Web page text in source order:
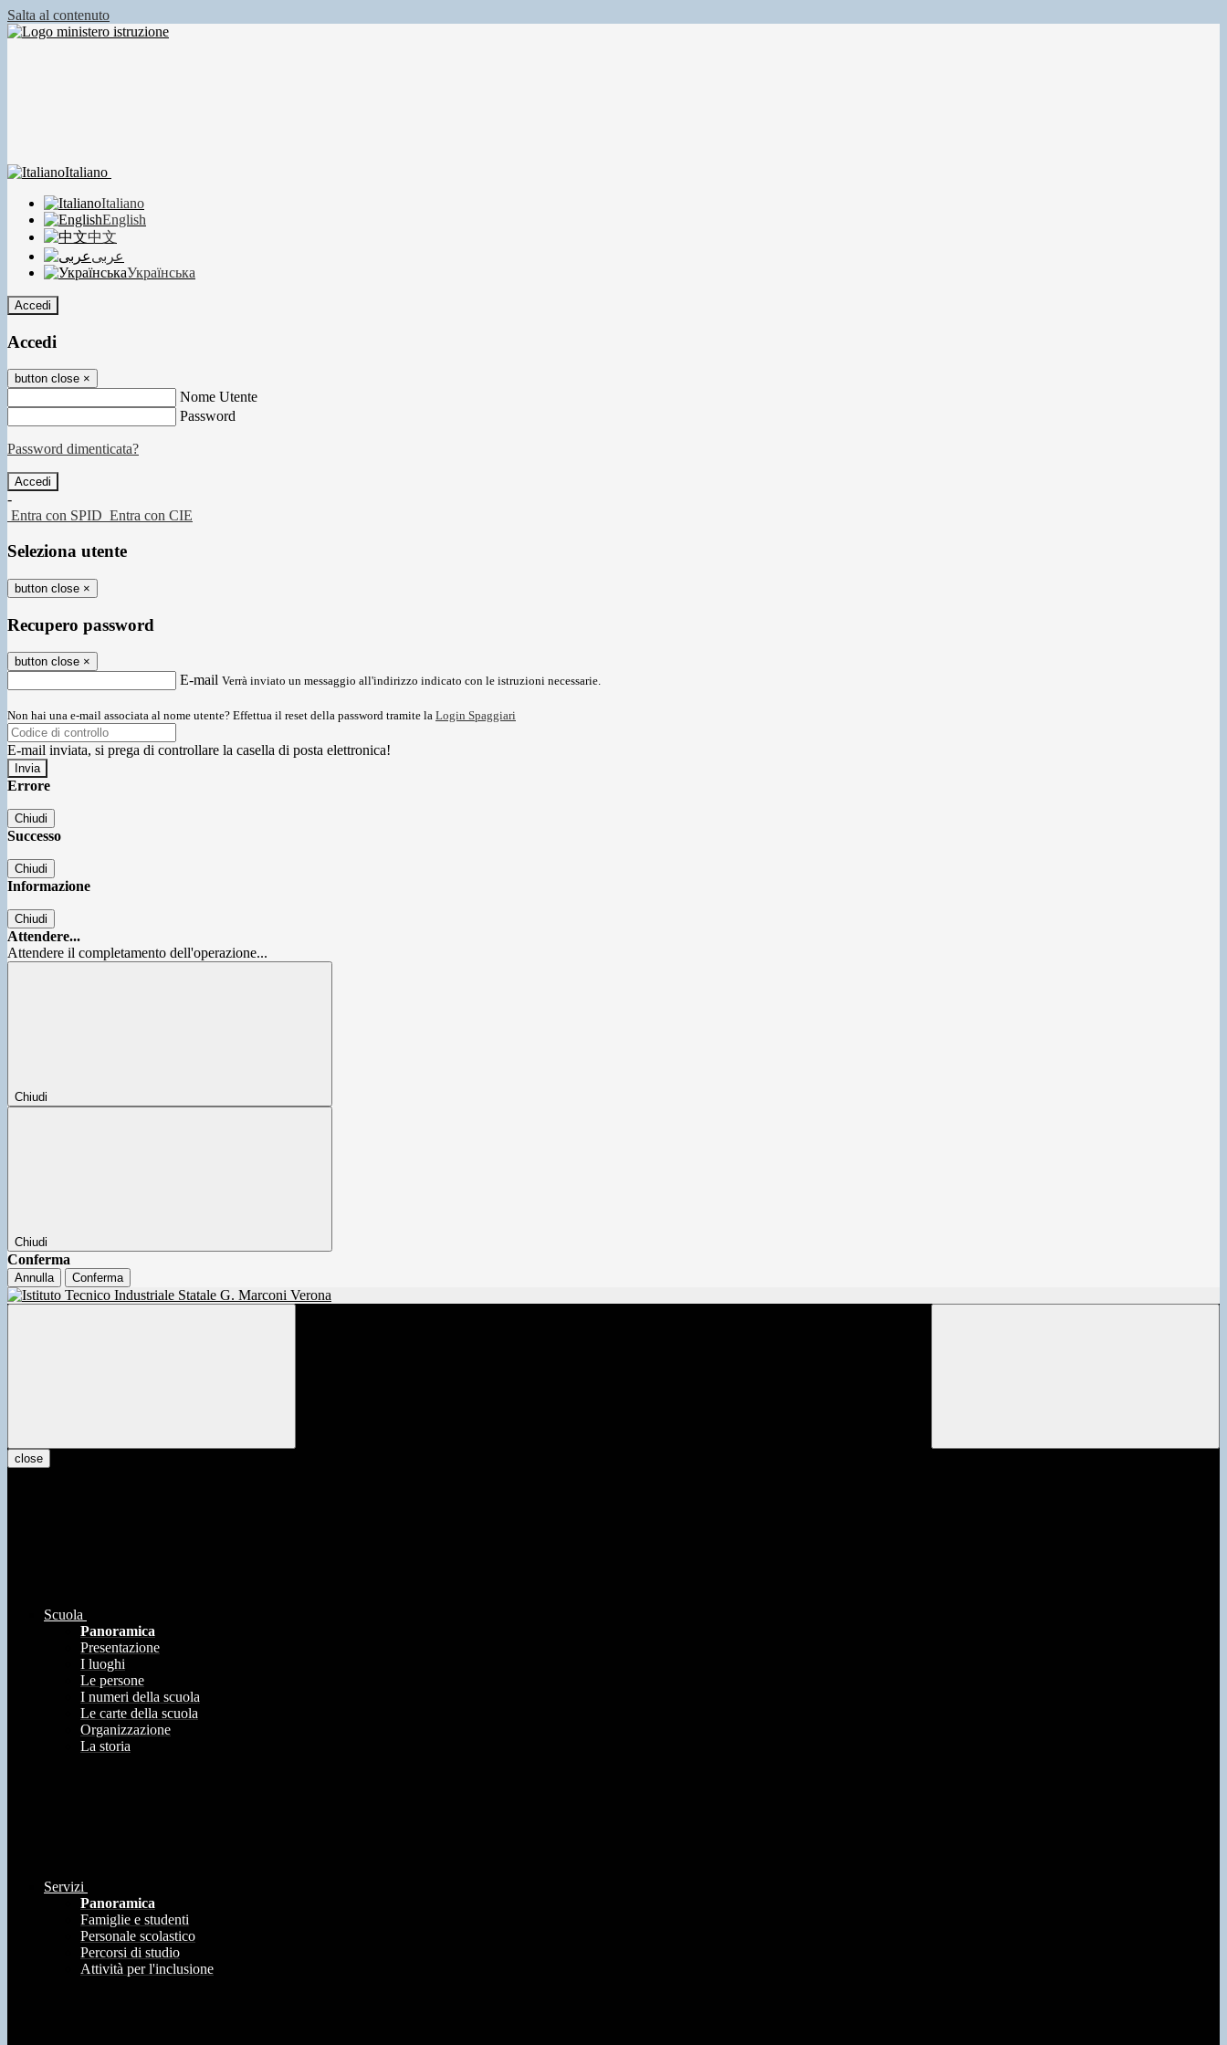
Salta al contenuto
Italiano
Italiano
English
中文
عربى
Українська
Accedi
Accedi
button close ×
Nome Utente
Password
Password dimenticata?
-
Entra con SPID Entra con CIE
Seleziona utente
button close ×
Recupero password
button close ×
E-mail Verrà inviato un messaggio all'indirizzo indicato con le istruzioni necessarie.
Non hai una e-mail associata al nome utente? Effettua il reset della password tramite la Login Spaggiari
E-mail inviata, si prega di controllare la casella di posta elettronica!
Errore
Chiudi
Successo
Chiudi
Informazione
Chiudi
Attendere...
Attendere il completamento dell'operazione...
Chiudi
Chiudi
Conferma
Annulla Conferma
close
Scuola
Panoramica
Presentazione
I luoghi
Le persone
I numeri della scuola
Le carte della scuola
Organizzazione
La storia
Servizi
Panoramica
Famiglie e studenti
Personale scolastico
Percorsi di studio
Attività per l'inclusione